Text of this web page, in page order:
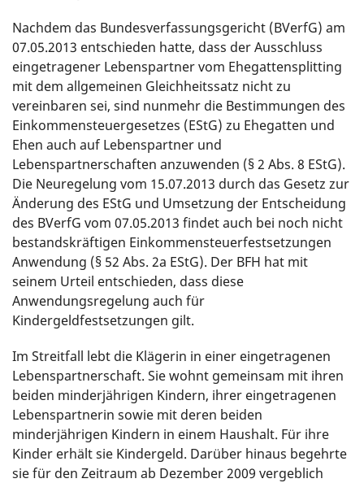
Nachdem das Bundesverfassungsgericht (BVerfG) am
07.05.2013 entschieden hatte, dass der Ausschluss
eingetragener Lebenspartner vom Ehegattensplitting
mit dem allgemeinen Gleichheitssatz nicht zu
vereinbaren sei, sind nunmehr die Bestimmungen des
Einkommensteuergesetzes (EStG) zu Ehegatten und
Ehen auch auf Lebenspartner und
Lebenspartnerschaften anzuwenden (§ 2 Abs. 8 EStG).
Die Neuregelung vom 15.07.2013 durch das Gesetz zur
Änderung des EStG und Umsetzung der Entscheidung
des BVerfG vom 07.05.2013 findet auch bei noch nicht
bestandskräftigen Einkommensteuerfestsetzungen
Anwendung (§ 52 Abs. 2a EStG). Der BFH hat mit
seinem Urteil entschieden, dass diese
Anwendungsregelung auch für
Kindergeldfestsetzungen gilt.
Im Streitfall lebt die Klägerin in einer eingetragenen
Lebenspartnerschaft. Sie wohnt gemeinsam mit ihren
beiden minderjährigen Kindern, ihrer eingetragenen
Lebenspartnerin sowie mit deren beiden
minderjährigen Kindern in einem Haushalt. Für ihre
Kinder erhält sie Kindergeld. Darüber hinaus begehrte
sie für den Zeitraum ab Dezember 2009 vergeblich